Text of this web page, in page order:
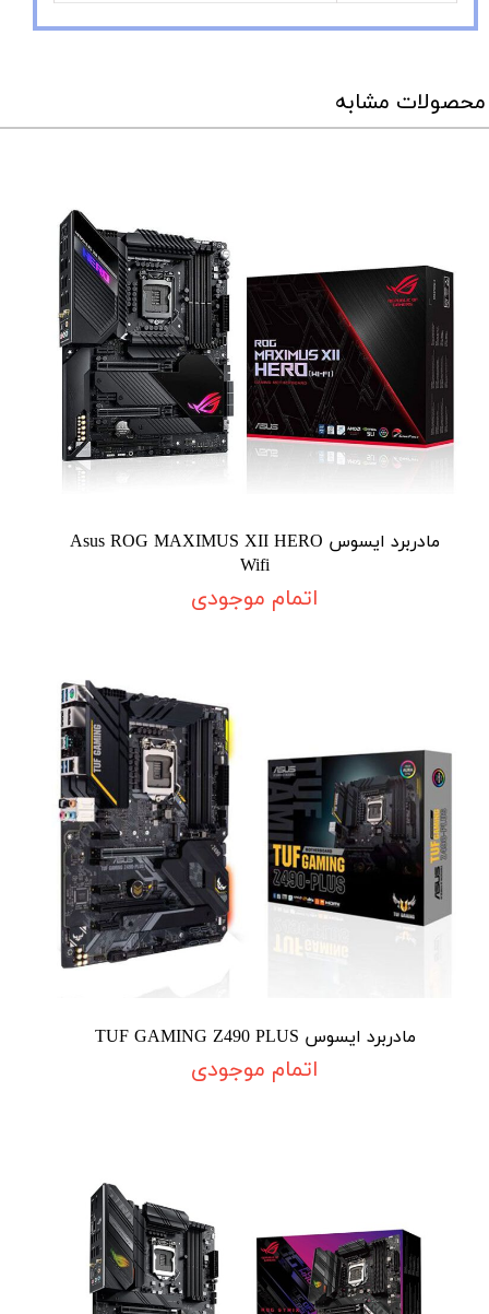
محصولات مشابه
مادربرد ایسوس Asus ROG MAXIMUS XII HERO
Wifi
اتمام موجودی
مادربرد ایسوس TUF GAMING Z490 PLUS
اتمام موجودی